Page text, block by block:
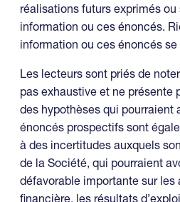
réalisations futurs exprimés
information ou ces énoncés.
information ou ces énoncés
Les lecteurs sont priés de
pas exhaustive et ne présente
des hypothèses qui pourraient
énoncés prospectifs sont
à des incertitudes auxquels
de la Société, qui pourraient
défavorable importante sur
financière, les résultats